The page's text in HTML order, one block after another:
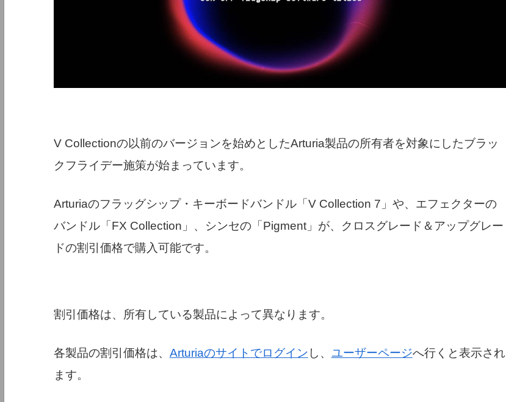
V Collectionの以前のバージョンを始めとしたArturia製品の所有者を対象にしたブラッ
クフライデー施策が始まっています。
Arturiaのフラッグシップ・キーボードバンドル「V Collection 7」や、エフェクターの
バンドル「FX Collection」、シンセの「Pigment」が、クロスグレード＆アップグレー
ドの割引価格で購入可能です。
割引価格は、所有している製品によって異なります。
各製品の割引価格は、 Arturiaのサイトでログイン し、 ユーザーページへ行くと表示され
ます。